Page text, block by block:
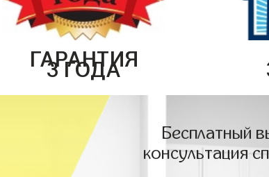
ГАРАНТИЯ
3 ГОДА
Бесплатный
консультация